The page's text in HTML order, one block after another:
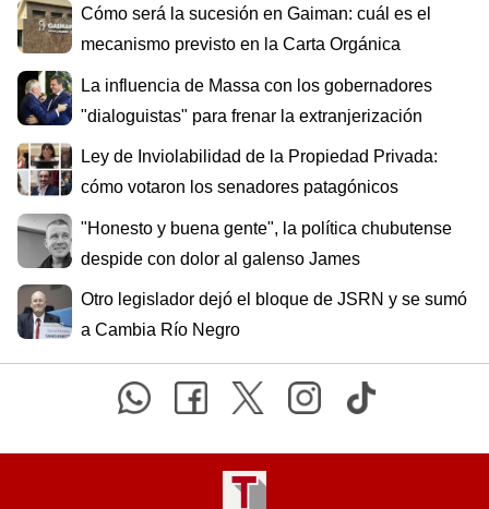
Cómo será la sucesión en Gaiman: cuál es el
mecanismo previsto en la Carta Orgánica
La influencia de Massa con los gobernadores
"dialoguistas" para frenar la extranjerización
Ley de Inviolabilidad de la Propiedad Privada:
cómo votaron los senadores patagónicos
"Honesto y buena gente", la política chubutense
despide con dolor al galenso James
Otro legislador dejó el bloque de JSRN y se sumó
a Cambia Río Negro